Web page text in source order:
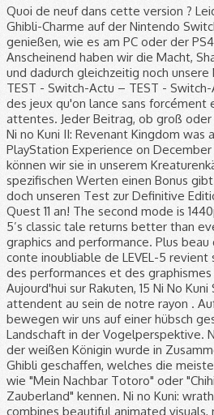
Quoi de neuf dans cette version ? Leider lässt sich der Ghibli-Charme auf der Nintendo Switch nicht ganz so genießen, wie es am PC oder der PS4 möglich wäre. Anscheinend haben wir die Macht, Shadar aufzuhalten und dadurch gleichzeitig noch unsere Mutter zu retten. – TEST - Switch-Actu – TEST - Switch-Actu Parfois, il y a des jeux qu'on lance sans forcément en avoir de grandes attentes. Jeder Beitrag, ob groß oder klein, ist wertvoll. Ni no Kuni II: Revenant Kingdom was announced at PlayStation Experience on December 5, 2015. Außerdem können wir sie in unserem Kreaturenkäfig füttern, was spezifischen Werten einen Bonus gibt. Dann schaut euch doch unseren Test zur Definitive Edition von Dragon Quest 11 an! The second mode is 1440p at 60fps. LEVEL-5’s classic tale returns better than ever, with improved graphics and performance. Plus beau que jamais, le conte inoubliable de LEVEL-5 revient sur PS4 et PC avec des performances et des graphismes améliorés. Aujourd'hui sur Rakuten, 15 Ni No Kuni Switch vous attendent au sein de notre rayon . Auf der Oberwelt bewegen wir uns auf einer hübsch gestalteten Landschaft in der Vogelperspektive. Ni no Kuni: Der Fluch der weißen Königin wurde in Zusammenarbeit mit Studio Ghibli geschaffen, welches die meisten wohl durch Filme wie "Mein Nachbar Totoro" oder "Chihiros Reise ins Zauberland" kennen. Ni no Kuni: wrath of the white Witch combines beautiful animated visuals, masterful storytelling, and a sweeping score to create an epic role-playing adventure like no other. ". LEVEL-5’s classic tale returns better than ever, with improved graphics and performance. Jede unserer Figuren kann drei Vertraute ausgerüstet haben. Quelle: PC Games Quelle: PC Games Nintendo-Enthusiasten müssen sich mit einem simplen Port der PS3-Version von 2011 abfinden. 1. share. Ni no Kuni is one of the rare JRPGs to offer two visual options on PS4 Pro. Quelle: PC Games Bislang haben wir diese Seite über Werbung finanziert und möglichst frei von Clickbaits oder Bezahl-Artikeln gehalten, doch seit COVID-19 wird das zunehmend schwieriger. Game Trailer Does Ni no Kuni Wrath of the White Witch Remastered have Co-op or Multiplayer? Ni no Kuni PS4 vs Nintendo Switch graphics. Unsere Party-Mitglieder schicken selten ihre am besten geeigneten Verbündeten in die Schlachten und auch Zauber werden von unseren computergesteuerten Freunden wie Mangelware behandelt. After being overthrown in a coup, the young king Evan sets out on an extraordinary quest to found a new kingdom, unite his world and protect its inhabitants from the dark forces that threaten them. Angesichts der verbesserten Grafik und Performance sollte also jeder, der die Möglichkeit besitzt, zur PC- respektive PS4-Version des Spiels greifen. LEVEL-5’s classic tale comes to Nintendo Switch™ for the first time. While developer Level-5 … The game was released for the Nintendo Switch on September 20, 2019. Ein JRPG in Zusammenarbeit mit den talentierten Köpfen von Studio Ghibli. 11 comments . Originally birthed on the Nintendo DS as a Japanese exclusive, it made the leap to PlayStation 3 … How is the performance of Ni No Kuni: Wrath of the White Witch on Switch? Is it a good port? I have about 7 hours in and I had one crash after using the Gateway spell at around that the 5 hour mark. The second mode is 1440p at 60fps. Question I've been looking online and getting mixed results regarding how well it runs, especially in handheld mode, so I figured it would be best to ask someone who's played it here before dropping 40 bucks on the game. Join him on an unforgettable adventure which blurs the line between animated feature film and video game. save. On my German Switch it is set to German subtitles and can‘t be changed to English or 日本語 in the menu. I'm thinking about picking up Ni No Kuni on the Switch and was wondering what people thought of that version? Ni no Kuni Wrath of the White Witch Remastered Free Download PC Game Cracked in Direct Link and Torrent. Doch nicht nur Nintendo-Fans blasen bei Ni no Kuni Trübsal. The game runs perfectly. Ob der Titel etwa acht Jahre nachdem Ur-Release noch überzeugen kann? I encountered none of the glitches Nintendo enthusiast encountered. Report Save. Ni no Kuni. Mehr dazu in unserer. Joe Hisaishi’s phenomenal soundtrack bleeds into every moment, making Ni No Kuni a treat for both the eyes and ears. Ni no Kuni: Wrath of the White Witch Remastered will be 60fps on PS4. Zumindest, wenn man eine Playstation 4 oder einen PC besitzt. LEVEL-5’s classic tale comes to Nintendo Switch for the first time. Ni no Kuni: Wrath of the White Witch Remastered frame rate. Constantly switching between characters during regular battles wasn’t something I found to be as enjoyable as doing it for boss fights, but not doing so resulted in low MP. Ni no Kuni II: Revenant Kingdom was announced at PlayStation Experience on December 5, 2015. Suivez Oliver dans son voyage vers un autre monde dans Ni no Kuni : La Vengeance de la sorcière céleste, sur Nintendo Switch. Other than that, I'm looking coming back to this game! Wir verfügen über Aktionen wie Angriff, Verteidigen und Fähigkeiten. A remastered version, featuring enhanced graphical capabilities, will be released for Microsoft Windows and PlayStation 4 on the same day. Et cela, aussi bien du côté du neuf que des produits Ni No Kuni Switch occasion. „Ni no Kuni ist immer noch ein großartiges Rollenspiel, jedoch sollte man zur PC- oder der PS4-Fassung greifen.“. Ni no Kuni: Wrath of the White Witch, a heart-warming tale of a young boy named Oliver, who embarks on a journey into a parallel world in an attempt to bring his mother back from the dead. Ne manquez pas de découvrir toute l’étendue de notre offre à prix cassé. Wir bereisen also die riesige, wunderschöne Spielwelt, erlernen mächtige Zauber und sammeln Verbündete in unserem Kampf gegen das Böse. Alle Leser bekommen bei uns täglich kostenlos News, Artikel, Guides, Videos und Podcasts zu ihren Lieblingsspielen. Join Oliver as he embarks on an adventure through a world inhabited by new friends and ferocious foes alike in the hopes of bringing back his mother after a tragic incident. Ni no Kuni: Wrath of the White Witch Journey back to the other world in Ni no Kuni: Wrath of the White Witch. Danke! best. Thanks for the feedback. Quelle: PC Games Habt ihr noch nicht genug von Rollenspielen? For Ni no Kuni: Wrath of the White Witch on the PlayStation 3, a GameFAQs Q&A question titled "How do I get allies to defend in combat? Ni no Kuni ist visuell, Gameplay- und Story-technisch prinzipiell nämlich ein wahrer Genuss für Freunde des JRPG- und Rollenspielgenres. A Beloved Adventure. In Gefechten können wir zwischen den Hauptfiguren und den drei ausgerüsteten Vertrauten wechseln. Ni no Kuni: Wrath of the White Witch will be